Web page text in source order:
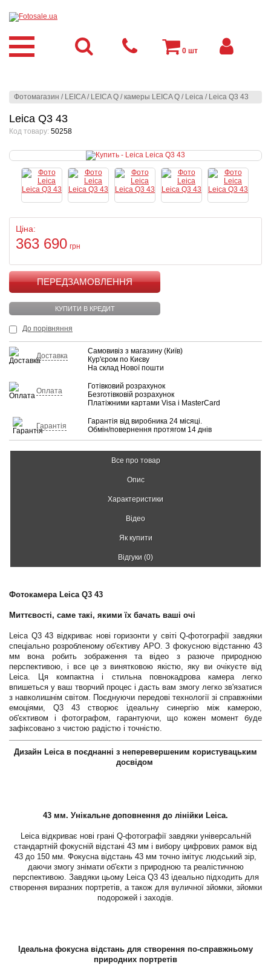
Фотомагазин / LEICA / LEICA Q /камеры LEICA Q / Leica / Leica Q3 43
Leica Q3 43
Код товару: 50258
Ціна:
363 690 грн
КУПИТИ
КУПИТИ В КРЕДИТ
До порівняння
Доставка
Самовивіз з магазину (Київ)
Кур'єром по Києву
На склад Нової пошти
Оплата
Готівковий розрахунок
Безготівковій розрахунок
Платіжними картами Visa і MasterCard
Гарантія
Гарантія від виробника 24 місяці.
Обмін/повернення протягом 14 днів
Все про товар
Опис
Характеристики
Відео
Як купити
Відгуки (0)
Фотокамера Leica Q3 43
Миттєвості, саме такі, якими їх бачать ваші очі
Leica Q3 43 відкриває нові горизонти у світі Q-фотографії завдяки
спеціально розробленому об'єктиву APO. З фокусною відстанню 43
мм вона робить зображення та відео з разюче природною
перспективою, і все це з винятковою якістю, яку ви очікуєте від
Leica. Ця компактна і стильна повнокадрова камера легко
впишеться у ваш творчий процес і дасть вам змогу легко зв'язатися
з навколишнім світом. Поєднуючи передові технології зі справжніми
емоціями, Q3 43 створює ідеальну синергію між камерою,
об'єктивом і фотографом, гарантуючи, що кожен момент буде
зафіксовано з чистою радістю і точністю.
Дизайн Leica в поєднанні з неперевершеним користувацьким
досвідом
43 мм. Унікальне доповнення до лінійки Leica.
Leica відкриває нові грані Q-фотографії завдяки універсальній
стандартній фокусній відстані 43 мм і вибору цифрових рамок від
43 до 150 мм. Фокусна відстань 43 мм точно імітує людський зір,
даючи змогу знімати об'єкти з природною та реалістичною
перспективою. Завдяки цьому Leica Q3 43 ідеально підходить для
створення виразних портретів, а також для вуличної зйомки, зйомки
подорожей і заходів.
Ідеальна фокусна відстань для створення по-справжньому
природних портретів
0 шт